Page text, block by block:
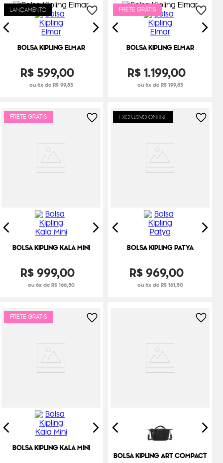
LANÇAMENTO
BOLSA KIPLING ELMAR
R$599,00
ou 6x de R$ 99,83
FRETE GRÁTIS
BOLSA KIPLING ELMAR
R$1.199,00
ou 6x de R$ 199,83
FRETE GRÁTIS
BOLSA KIPLING KALA MINI
R$999,00
ou 6x de R$ 166,50
EXCLUSIVO ONLINE
BOLSA KIPLING PATYA
R$969,00
ou 6x de R$ 161,50
FRETE GRÁTIS
BOLSA KIPLING KALA MINI
BOLSA KIPLING ART COMPACT